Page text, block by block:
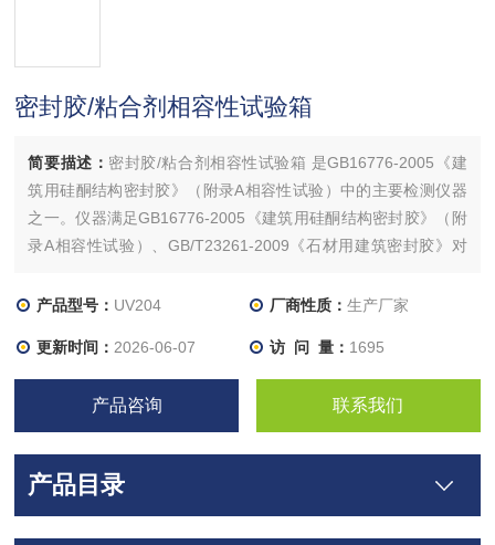
密封胶/粘合剂相容性试验箱
简要描述： 密封胶/粘合剂相容性试验箱 是GB16776-2005《建
筑用硅酮结构密封胶》（附录A相容性试验）中的主要检测仪器
之一。仪器满足GB16776-2005《建筑用硅酮结构密封胶》（附
录A相容性试验）、GB/T23261-2009《石材用建筑密封胶》对
产品型号： UV204 厂商性质： 生产厂家
更新时间： 2026-06-07 访 问 量： 1695
产品咨询 联系我们
产品目录